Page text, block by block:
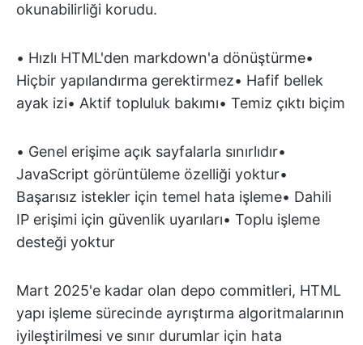
okunabilirliği korudu.
• Hızlı HTML'den markdown'a dönüştürme•
Hiçbir yapılandırma gerektirmez• Hafif bellek
ayak izi• Aktif topluluk bakımı• Temiz çıktı biçim
• Genel erişime açık sayfalarla sınırlıdır•
JavaScript görüntüleme özelliği yoktur•
Başarısız istekler için temel hata işleme• Dahili
IP erişimi için güvenlik uyarıları• Toplu işleme
desteği yoktur
Mart 2025'e kadar olan depo commitleri, HTML
yapı işleme sürecinde ayrıştırma algoritmalarının
iyileştirilmesi ve sınır durumlar için hata